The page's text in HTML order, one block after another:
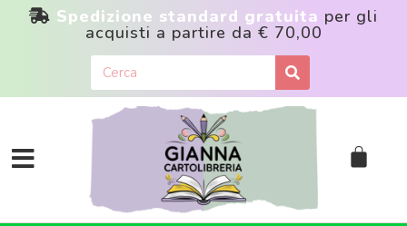
Spedizione standard gratuita per gli
acquisti a partire da € 70,00